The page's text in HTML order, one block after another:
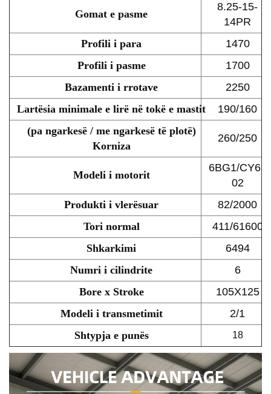
Gomat e pasme
8.25-15-
14PR
Profili i para
1470
Profili i pasme
1700
Bazamenti i rrotave
2250
Lartësia minimale e lirë në tokë e mastit
190/160
(pa ngarkesë / me ngarkesë të plotë)
Korniza
260/250
Modeli i motorit
6BG1/CY61
02
Produkti i vlerësuar
82/2000
Tori normal
411/61600
Shkarkimi
6494
Numri i cilindrite
6
Bore x Stroke
105X125
Modeli i transmetimit
2/1
Shtypja e punës
18